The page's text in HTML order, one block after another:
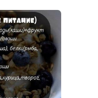
Результативная диета